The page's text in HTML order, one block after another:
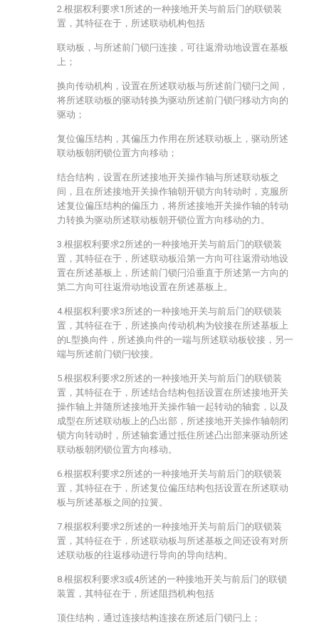
2.根据权利要求1所述的一种接地开关与前后门的联锁装
置，其特征在于，所述联动机构包括
联动板，与所述前门锁闩连接，可往返滑动地设置在基板
上；
换向传动机构，设置在所述联动板与所述前门锁闩之间，
将所述联动板的驱动转换为驱动所述前门锁闩移动方向的
驱动；
复位偏压结构，其偏压力作用在所述联动板上，驱动所述
联动板朝闭锁位置方向移动；
结合结构，设置在所述接地开关操作轴与所述联动板之
间，且在所述接地开关操作轴朝开锁方向转动时，克服所
述复位偏压结构的偏压力，将所述接地开关操作轴的转动
力转换为驱动所述联动板朝开锁位置方向移动的力。
3.根据权利要求2所述的一种接地开关与前后门的联锁装
置，其特征在于，所述联动板沿第一方向可往返滑动地设
置在所述基板上，所述前门锁闩沿垂直于所述第一方向的
第二方向可往返滑动地设置在所述基板上。
4.根据权利要求3所述的一种接地开关与前后门的联锁装
置，其特征在于，所述换向传动机构为铰接在所述基板上
的L型换向件，所述换向件的一端与所述联动板铰接，另一
端与所述前门锁闩铰接。
5.根据权利要求2所述的一种接地开关与前后门的联锁装
置，其特征在于，所述结合结构包括设置在所述接地开关
操作轴上并随所述接地开关操作轴一起转动的轴套，以及
成型在所述联动板上的凸出部，所述接地开关操作轴朝闭
锁方向转动时，所述轴套通过抵住所述凸出部来驱动所述
联动板朝闭锁位置方向移动。
6.根据权利要求2所述的一种接地开关与前后门的联锁装
置，其特征在于，所述复位偏压结构包括设置在所述联动
板与所述基板之间的拉簧。
7.根据权利要求2所述的一种接地开关与前后门的联锁装
置，其特征在于，所述联动板与所述基板之间还设有对所
述联动板的往返移动进行导向的导向结构。
8.根据权利要求3或4所述的一种接地开关与前后门的联锁
装置，其特征在于，所述阻挡机构包括
顶住结构，通过连接结构连接在所述后门锁闩上；